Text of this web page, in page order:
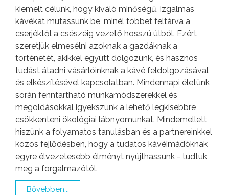
kiemelt célunk, hogy kiváló minőségű, izgalmas
kávékat mutassunk be, minél többet feltárva a
cserjéktől a csészéig vezető hosszú útból. Ezért
szeretjük elmesélni azoknak a gazdáknak a
történetét, akikkel együtt dolgozunk, és hasznos
tudást átadni vásárlóinknak a kávé feldolgozásával
és elkészítésével kapcsolatban. Mindennapi életünk
során fenntartható munkamódszerekkel és
megoldásokkal igyekszünk a lehető legkisebbre
csökkenteni ökológiai lábnyomunkat. Mindemellett
hiszünk a folyamatos tanulásban és a partnereinkkel
közös fejlődésben, hogy a tudatos kávéimádóknak
egyre élvezetesebb élményt nyújthassunk - tudtuk
meg a forgalmazótól.
Bővebben...